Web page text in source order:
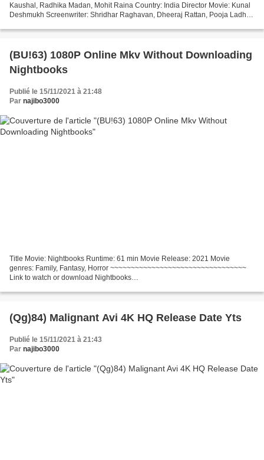
Kaushal, Radhika Madan, Mohit Raina Country: India Director Movie: Kunal
Deshmukh Screenwriter: Shridhar Raghavan, Dheeraj Rattan, Pooja Ladha
(BU!63) 1080P Online Mkv Without Downloading
Nightbooks
Publié le 15/11/2021 à 21:48
Par najibo3000
Title Movie: Nightbooks Runtime: 61 min Movie Release: 2021 Movie
genres: Family, Fantasy, Horror ~~~~~~~~~~~~~~~~~~~~~~~~~~~~~~~~~
Link to watch or download Nightbooks
Canada Writers: Mikki...
(Qg)84) Malignant Avi 4K HQ Release Date Yts
Publié le 15/11/2021 à 21:43
Par najibo3000